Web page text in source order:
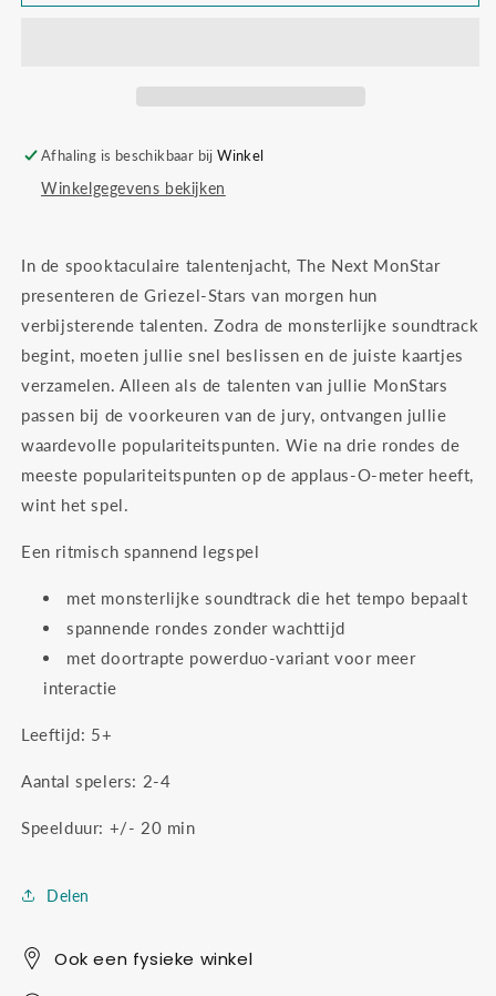
Afhaling is beschikbaar bijWinkel
Winkelgegevens bekijken
In de spooktaculaire talentenjacht, The Next MonStar
presenteren de Griezel-Stars van morgen hun
verbijsterende talenten. Zodra de monsterlijke soundtrack
begint, moeten jullie snel beslissen en de juiste kaartjes
verzamelen. Alleen als de talenten van jullie MonStars
passen bij de voorkeuren van de jury, ontvangen jullie
waardevolle populariteitspunten. Wie na drie rondes de
meeste populariteitspunten op de applaus-O-meter heeft,
wint het spel.
Een ritmisch spannend legspel
met monsterlijke soundtrack die het tempo bepaalt
spannende rondes zonder wachttijd
met doortrapte powerduo-variant voor meer
interactie
Leeftijd: 5+
Aantal spelers: 2-4
Speelduur: +/- 20 min
Delen
Ook een fysieke winkel